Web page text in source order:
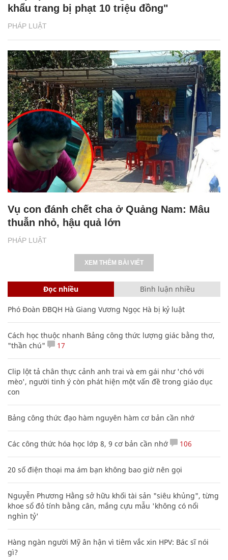
PHÁP LUẬT
khẩu trang bị phạt 10 triệu đồng"
PHÁP LUẬT
Vụ con đánh chết cha ở Quảng Nam: Mâu
thuẫn nhỏ, hậu quả lớn
XEM THÊM BÀI VIẾT
Đọc nhiều Bình luận nhiều
Phó Đoàn ĐBQH Hà Giang Vương Ngọc Hà bị kỷ luật
Cách học thuộc nhanh Bảng công thức lượng giác bằng thơ,
"thần chú"
17
Clip lột tả chân thực cảnh anh trai và em gái như 'chó với
mèo', người tinh ý còn phát hiện một vấn đề trong giáo dục
con
Bảng công thức đạo hàm nguyên hàm cơ bản cần nhớ
Các công thức hóa học lớp 8, 9 cơ bản cần nhớ 106
20 số điện thoại ma ám bạn không bao giờ nên gọi
Nguyễn Phương Hằng sở hữu khối tài sản "siêu khủng", từng
khoe sổ đỏ tính bằng cân, mắng cựu mẫu 'không có nổi
nghìn tỷ'
Hàng ngàn người Mỹ ân hận vì tiêm vắc xin HPV: Bác sĩ nói
gì?